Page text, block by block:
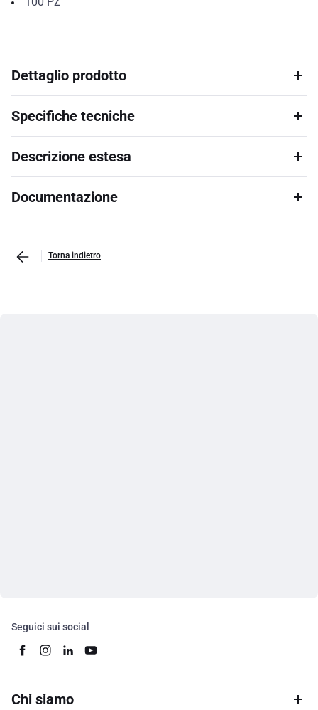
Dettaglio prodotto
Specifiche tecniche
Descrizione estesa
Documentazione
Torna indietro
Seguici sui social
Chi siamo